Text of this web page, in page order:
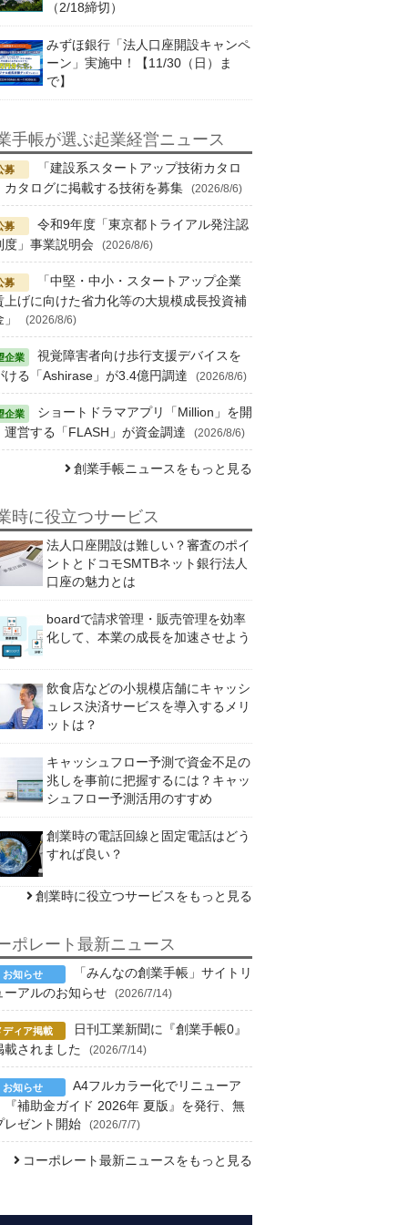
（2/18締切）
みずほ銀行「法人口座開設キャンペ
ーン」実施中！【11/30（日）ま
で】
手帳が選ぶ起業経営ニュース
「建設系スタートアップ技術カタロ
カタログに掲載する技術を募集
(2026/8/6)
令和9年度「東京都トライアル発注認
度」事業説明会
(2026/8/6)
「中堅・中小・スタートアップ企業
上げに向けた省力化等の大規模成長投資補
(2026/8/6)
視覚障害者向け歩行支援デバイスを
ける「Ashirase」が3.4億円調達
(2026/8/6)
ショートドラマアプリ「Million」を開
運営する「FLASH」が資金調達
(2026/8/6)
創業手帳ニュースをもっと見る
時に役立つサービス
法人口座開設は難しい？審査のポイ
ントとドコモSMTBネット銀行法人
口座の魅力とは
boardで請求管理・販売管理を効率
化して、本業の成長を加速させよう
飲食店などの小規模店舗にキャッシ
ュレス決済サービスを導入するメリ
ットは？
キャッシュフロー予測で資金不足の
兆しを事前に把握するには？キャッ
シュフロー予測活用のすすめ
創業時の電話回線と固定電話はどう
すれば良い？
創業時に役立つサービスをもっと見る
ポレート最新ニュース
「みんなの創業手帳」サイトリ
ーアルのお知らせ
(2026/7/14)
日刊工業新聞に『創業手帳0』
載されました
(2026/7/14)
A4フルカラー化でリニューア
『補助金ガイド 2026年 夏版』を発行、無
レゼント開始
(2026/7/7)
コーポレート最新ニュースをもっと見る